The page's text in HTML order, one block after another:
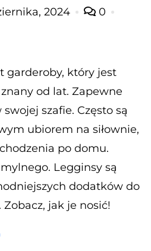
2024 0
garderoby, który jest
od lat. Zapewne
szafie. Często są
ubiorem na siłownie,
po domu.
Legginsy są
dodatków do
jak je nosić!